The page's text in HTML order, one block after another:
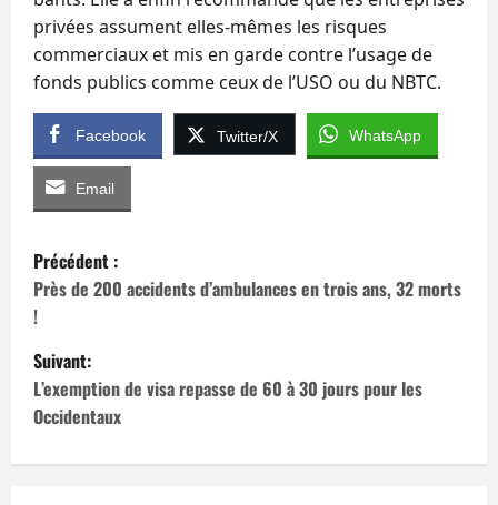
privées assument elles-mêmes les risques
commerciaux et mis en garde contre l’usage de
fonds publics comme ceux de l’USO ou du NBTC.
Facebook Twitter/X WhatsApp
Email
N
a
v
i
g
Précédent :
Près de 200 accidents d’ambulances en trois ans, 32 morts
!
Suivant:
L’exemption de visa repasse de 60 à 30 jours pour les
Occidentaux